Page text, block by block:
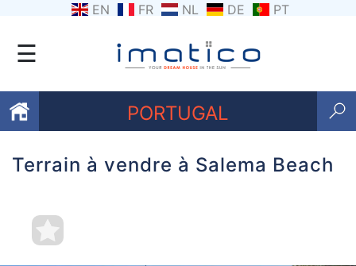
EN FR NL DE PT
☰
PORTUGAL
Favoris
sommes-
Terrain à vendre à Salema Beach